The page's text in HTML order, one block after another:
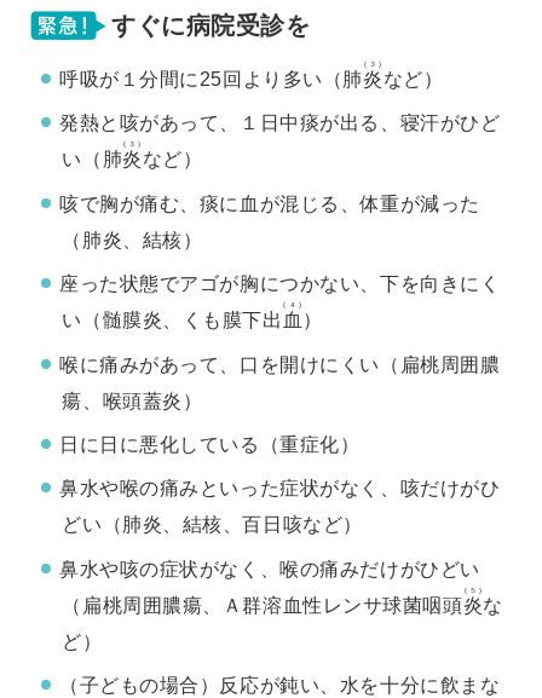
すぐに病院受診を
呼吸が１分間に25回より多い（肺炎
(３)
など）
発熱と咳があって、１日中痰が出る、寝汗がひど
い（肺炎
(３)
など）
咳で胸が痛む、痰に血が混じる、体重が減った
（肺炎、結核）
座った状態でアゴが胸につかない、下を向きにく
い（髄膜炎、くも膜下出 血
(４)
）
喉に痛みがあって、口を開けにくい（扁桃周囲膿
瘍、喉頭蓋炎）
日に日に悪化している（重症化）
鼻水や喉の痛みといった症状がなく、咳だけがひ
どい（肺炎、結核、百日咳など）
鼻水や咳の症状がなく、喉の痛みだけがひどい
（扁桃周囲膿瘍、Ａ群溶血性レンサ球菌咽頭炎
(５)
な
ど）
（子どもの場合）反応が鈍い、水を十分に飲まな